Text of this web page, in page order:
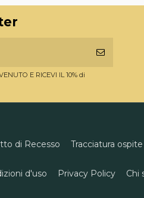
E RICEVI IL 10% di
di Recesso Tracciatura ospite
d'uso Privacy Policy Chi